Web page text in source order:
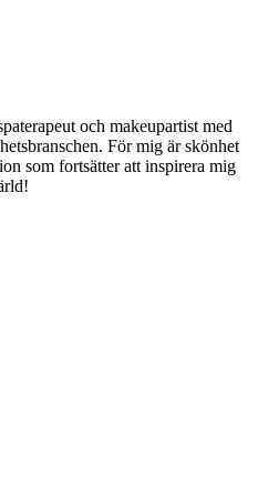
och makeupartist med
För mig är skönhet
som fortsätter att inspirera mig